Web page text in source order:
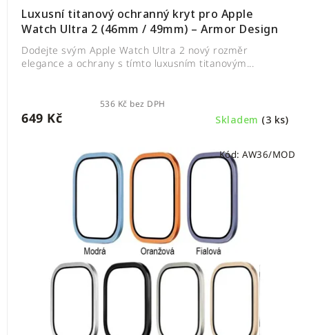
Luxusní titanový ochranný kryt pro Apple
Watch Ultra 2 (46mm / 49mm) – Armor Design
Skladem (3 ks)
536 Kč bez DPH
649 Kč
Dodejte svým Apple Watch Ultra 2 nový rozměr
elegance a ochrany s tímto luxusním titanovým...
Kód: AW36/MOD